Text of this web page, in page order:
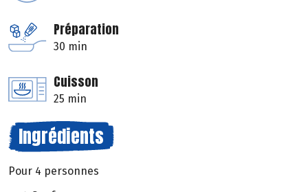
Préparation
30 min
Cuisson
25 min
Ingrédients
Pour 4 personnes